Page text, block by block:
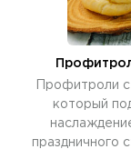
Профитроли
который
праздничного